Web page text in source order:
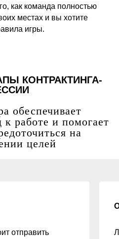
как команда полностью
местах и вы хотите
игры.
КОНТРАКТИНГА-
обеспечивает
работе и помогает
на
целей
отправить